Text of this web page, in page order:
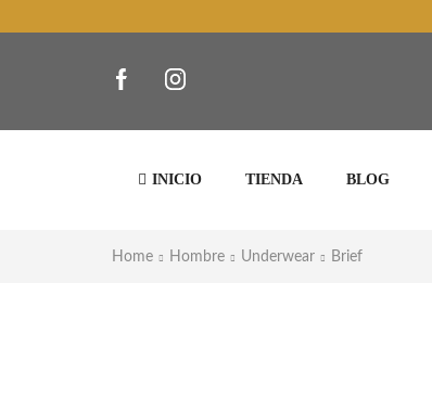
INICIO TIENDA BLOG
Home Hombre Underwear Brief